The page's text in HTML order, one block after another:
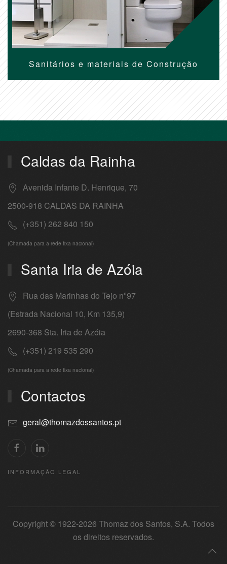
Sanitários e materiais de Construção
Caldas da Rainha
Avenida Infante D. Henrique, 70
2500-918 CALDAS DA RAINHA
(+351) 262 840 150
(Chamada para a rede fixa nacional)
Santa Iria de Azóia
Rua das Marinhas do Tejo nº97
(Estrada Nacional 10, Km 135,9)
2690-368 Sta. Iria de Azóia
(+351) 219 535 290
(Chamada para a rede fixa nacional)
Contactos
geral@thomazdossantos.pt
INFORMAÇÃO LEGAL
Copyright © 1922-2026 Thomaz dos Santos, S.A. Todos
os direitos reservados.